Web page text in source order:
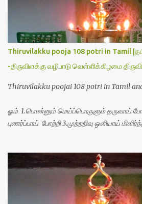
Thiruvilakku pooja 108 potri in Tamil
-திருவிளக்கு வழிபாடு வெள்ளிக்கிழமை
Thiruvilakku poojai 108 potri in Tamil
ஓம் 1.பொன்னும் மெய்ப்பொருளும் தருவாய்
புணர்ப்பாய் போற்றி 3.முற்றறிவு ஒளியாய்
8.பிறர்வயமாகா பெரியோய் போற்றி 9.பேரின்பப்
போற்றி 10.பேரருட்கடலாம் பேரரு...